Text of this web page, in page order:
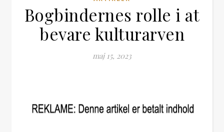
Bogbindernes rolle i at
bevare kulturarven
maj 15, 2023